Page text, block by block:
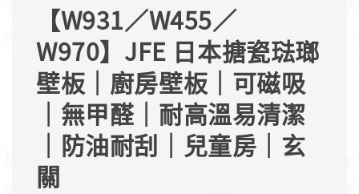
【W931／W455／
W970】JFE 日本搪瓷琺瑯
壁板｜廚房壁板｜可磁吸
｜無甲醛｜耐高溫易清潔
｜防油耐刮｜兒童房｜玄
關